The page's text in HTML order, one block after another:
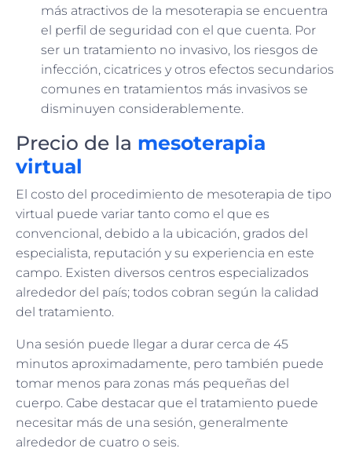
más atractivos de la mesoterapia se encuentra
el perfil de seguridad con el que cuenta. Por
ser un tratamiento no invasivo, los riesgos de
infección, cicatrices y otros efectos secundarios
comunes en tratamientos más invasivos se
disminuyen considerablemente.
Precio de la mesoterapia
virtual
El costo del procedimiento de mesoterapia de tipo
virtual puede variar tanto como el que es
convencional, debido a la ubicación, grados del
especialista, reputación y su experiencia en este
campo. Existen diversos centros especializados
alrededor del país; todos cobran según la calidad
del tratamiento.
Una sesión puede llegar a durar cerca de 45
minutos aproximadamente, pero también puede
tomar menos para zonas más pequeñas del
cuerpo. Cabe destacar que el tratamiento puede
necesitar más de una sesión, generalmente
alrededor de cuatro o seis.